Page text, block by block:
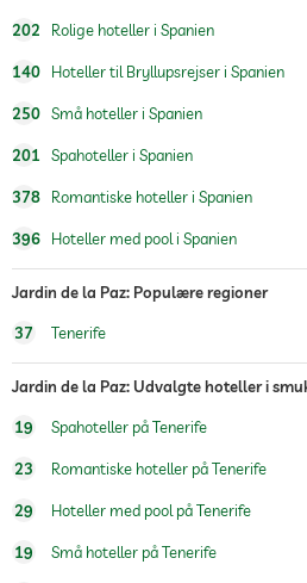
202 Rolige hoteller i Spanien
140 Hoteller til Bryllupsrejser i Spanien
250 Små hoteller i Spanien
201 Spahoteller i Spanien
378 Romantiske hoteller i Spanien
396 Hoteller med pool i Spanien
Jardin de la Paz: Populære regioner
37 Tenerife
Jardin de la Paz: Udvalgte hoteller i
19 Spahoteller på Tenerife
23 Romantiske hoteller på Tenerife
29 Hoteller med pool på Tenerife
19 Små hoteller på Tenerife